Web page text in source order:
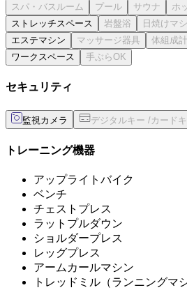
ストレッチスペース
エステマシン
ワークスペース
セキュリティ
監視カメラ
トレーニング機器
アップライトバイク
ベンチ
チェストプレス
ラットプルダウン
ショルダープレス
レッグプレス
アームカールマシン
トレッドミル（ランニングマ